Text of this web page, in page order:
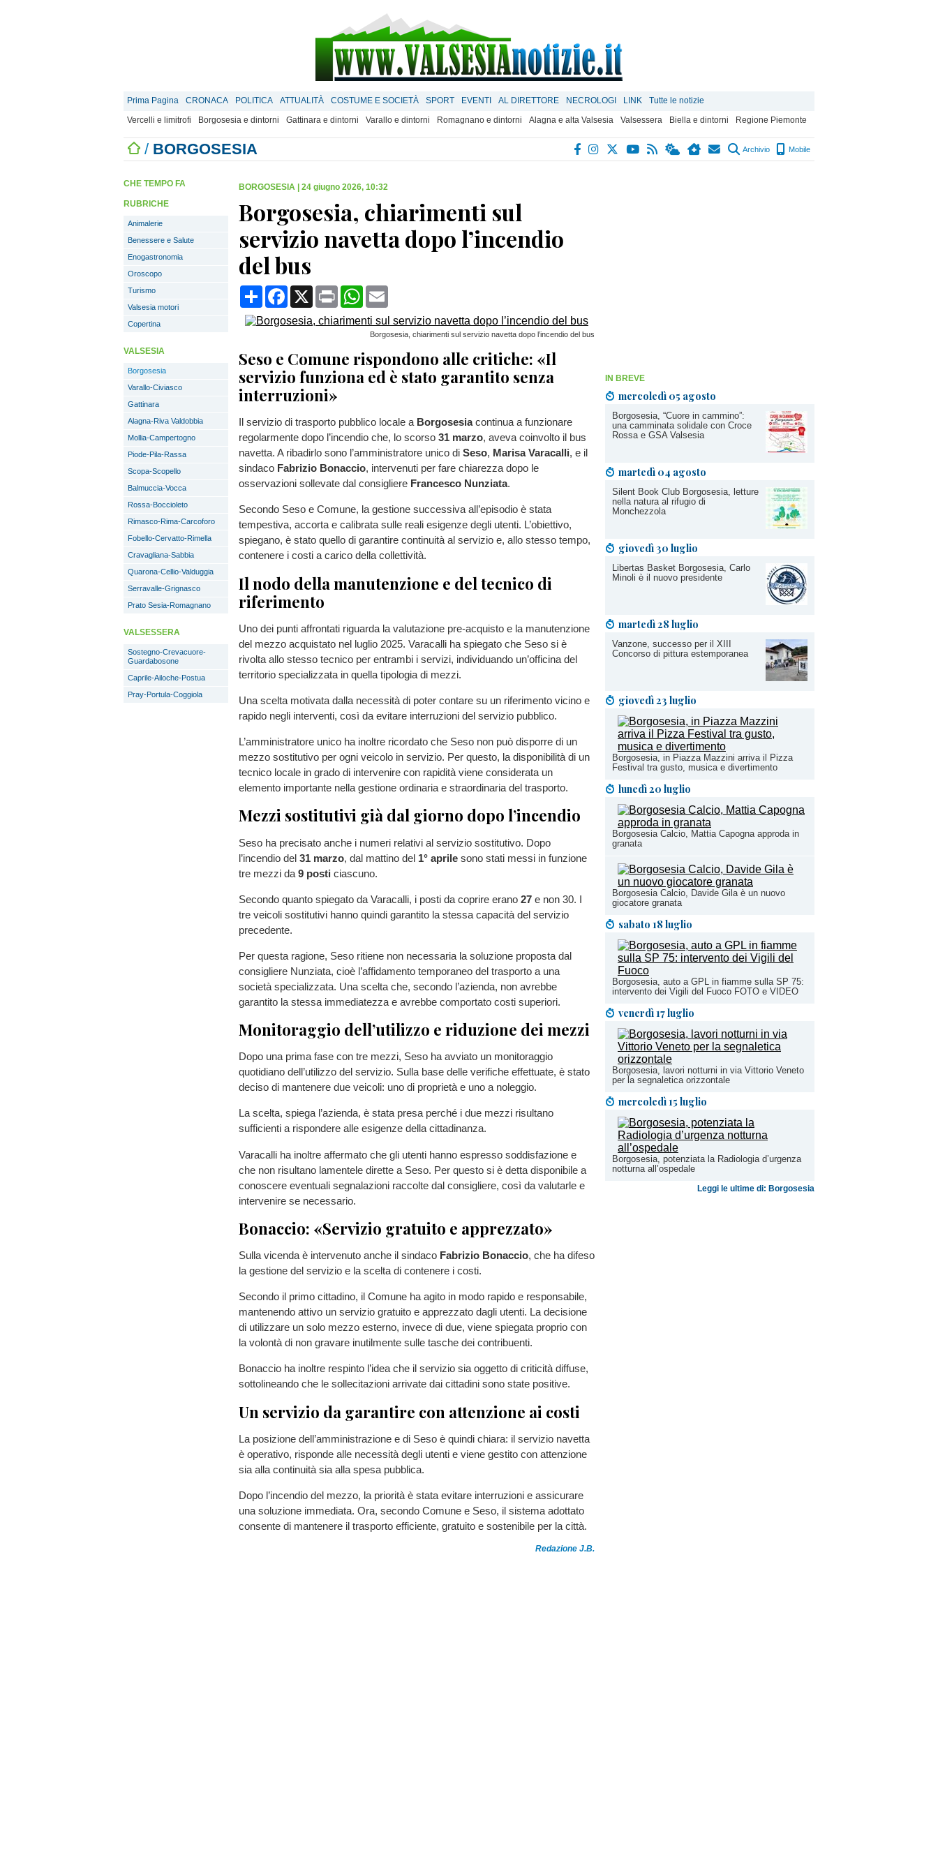
Prima Pagina CRONACA POLITICA ATTUALITÀ COSTUME E SOCIETÀ SPORT EVENTI AL DIRETTORE NECROLOGI LINK
Tutte le notizie
Vercelli e limitrofi
Borgosesia e dintorni Gattinara e dintorni Varallo e dintorni Romagnano e dintorni Alagna e alta Valsesia Valsessera Biella e dintorni Regione Piemonte
/ BORGOSESIA Archivio Mobile
IN BREVE
mercoledì 05 agosto
Borgosesia, “Cuore in cammino”:
una camminata solidale con Croce
Rossa e GSA Valsesia
martedì 04 agosto
Silent Book Club Borgosesia, letture
nella natura al rifugio di
Monchezzola
giovedì 30 luglio
Libertas Basket Borgosesia, Carlo
Minoli è il nuovo presidente
martedì 28 luglio
Vanzone, successo per il XIII
Concorso di pittura estemporanea
giovedì 23 luglio
Borgosesia, in Piazza Mazzini arriva il Pizza
Festival tra gusto, musica e divertimento
lunedì 20 luglio
Borgosesia Calcio, Mattia Capogna approda in
granata
Borgosesia Calcio, Davide Gila è un nuovo
giocatore granata
sabato 18 luglio
Borgosesia, auto a GPL in fiamme sulla SP 75:
intervento dei Vigili del Fuoco FOTO e VIDEO
venerdì 17 luglio
Borgosesia, lavori notturni in via Vittorio Veneto
per la segnaletica orizzontale
mercoledì 15 luglio
Borgosesia, potenziata la Radiologia d’urgenza
notturna all’ospedale
Leggi le ultime di: Borgosesia
CHE TEMPO FA
RUBRICHE
Animalerie
Benessere e Salute
Enogastronomia
Oroscopo
Turismo
Valsesia motori
Copertina
VALSESIA
Borgosesia
Varallo-Civiasco
Gattinara
Alagna-Riva Valdobbia
Mollia-Campertogno
Piode-Pila-Rassa
Scopa-Scopello
Balmuccia-Vocca
Rossa-Boccioleto
Rimasco-Rima-Carcoforo
Fobello-Cervatto-Rimella
Cravagliana-Sabbia
Quarona-Cellio-Valduggia
Serravalle-Grignasco
Prato Sesia-Romagnano
VALSESSERA
Sostegno-Crevacuore-
Guardabosone
Caprile-Ailoche-Postua
Pray-Portula-Coggiola
BORGOSESIA 24 giugno 2026, 10:32
Borgosesia, chiarimenti sul
servizio navetta dopo l’incendio
del bus
CondividiFacebook
X Print WhatsApp
Borgosesia, chiarimenti sul servizio navetta dopo l’incendio del bus
Seso e Comune rispondono alle critiche: «Il
servizio funziona ed è stato garantito senza
interruzioni»
Il servizio di trasporto pubblico locale a Borgosesiacontinua a funzionare
regolarmente dopo l’incendio che, lo scorso 31 marzo, aveva coinvolto il bus
navetta. A ribadirlo sono l’amministratore unico di Seso, Marisa Varacalli, e il
sindaco Fabrizio Bonaccio, intervenuti per fare chiarezza dopo le
osservazioni sollevate dal consigliere Francesco Nunziata.
Secondo Seso e Comune, la gestione successiva all’episodio è stata
tempestiva, accorta e calibrata sulle reali esigenze degli utenti. L’obiettivo,
spiegano, è stato quello di garantire continuità al servizio e, allo stesso tempo,
contenere i costi a carico della collettività.
Il nodo della manutenzione e del tecnico di
riferimento
Uno dei punti affrontati riguarda la valutazione pre-acquisto e la manutenzione
del mezzo acquistato nel luglio 2025. Varacalli ha spiegato che Seso si è
rivolta allo stesso tecnico per entrambi i servizi, individuando un’officina del
territorio specializzata in quella tipologia di mezzi.
Una scelta motivata dalla necessità di poter contare su un riferimento vicino e
rapido negli interventi, così da evitare interruzioni del servizio pubblico.
L’amministratore unico ha inoltre ricordato che Seso non può disporre di un
mezzo sostitutivo per ogni veicolo in servizio. Per questo, la disponibilità di un
tecnico locale in grado di intervenire con rapidità viene considerata un
elemento importante nella gestione ordinaria e straordinaria del trasporto.
Mezzi sostitutivi già dal giorno dopo l’incendio
Seso ha precisato anche i numeri relativi al servizio sostitutivo. Dopo
l’incendio del 31 marzo, dal mattino del 1° aprile sono stati messi in funzione
tre mezzi da 9 posti ciascuno.
Secondo quanto spiegato da Varacalli, i posti da coprire erano 27 e non 30. I
tre veicoli sostitutivi hanno quindi garantito la stessa capacità del servizio
precedente.
Per questa ragione, Seso ritiene non necessaria la soluzione proposta dal
consigliere Nunziata, cioè l’affidamento temporaneo del trasporto a una
società specializzata. Una scelta che, secondo l’azienda, non avrebbe
garantito la stessa immediatezza e avrebbe comportato costi superiori.
Monitoraggio dell’utilizzo e riduzione dei mezzi
Dopo una prima fase con tre mezzi, Seso ha avviato un monitoraggio
quotidiano dell’utilizzo del servizio. Sulla base delle verifiche effettuate, è stato
deciso di mantenere due veicoli: uno di proprietà e uno a noleggio.
La scelta, spiega l’azienda, è stata presa perché i due mezzi risultano
sufficienti a rispondere alle esigenze della cittadinanza.
Varacalli ha inoltre affermato che gli utenti hanno espresso soddisfazione e
che non risultano lamentele dirette a Seso. Per questo si è detta disponibile a
conoscere eventuali segnalazioni raccolte dal consigliere, così da valutarle e
intervenire se necessario.
Bonaccio: «Servizio gratuito e apprezzato»
Sulla vicenda è intervenuto anche il sindaco Fabrizio Bonaccio, che ha difeso
la gestione del servizio e la scelta di contenere i costi.
Secondo il primo cittadino, il Comune ha agito in modo rapido e responsabile,
mantenendo attivo un servizio gratuito e apprezzato dagli utenti. La decisione
di utilizzare un solo mezzo esterno, invece di due, viene spiegata proprio con
la volontà di non gravare inutilmente sulle tasche dei contribuenti.
Bonaccio ha inoltre respinto l’idea che il servizio sia oggetto di criticità diffuse,
sottolineando che le sollecitazioni arrivate dai cittadini sono state positive.
Un servizio da garantire con attenzione ai costi
La posizione dell’amministrazione e di Seso è quindi chiara: il servizio navetta
è operativo, risponde alle necessità degli utenti e viene gestito con attenzione
sia alla continuità sia alla spesa pubblica.
Dopo l’incendio del mezzo, la priorità è stata evitare interruzioni e assicurare
una soluzione immediata. Ora, secondo Comune e Seso, il sistema adottato
consente di mantenere il trasporto efficiente, gratuito e sostenibile per la città.
Redazione J.B.